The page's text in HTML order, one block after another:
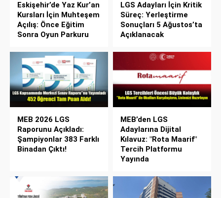
Eskişehir’de Yaz Kur’an
Kursları İçin Muhteşem
Açılış: Önce Eğitim
Sonra Oyun Parkuru
LGS Adayları İçin Kritik
Süreç: Yerleştirme
Sonuçları 5 Ağustos’ta
Açıklanacak
MEB 2026 LGS
Raporunu Açıkladı:
Şampiyonlar 383 Farklı
Binadan Çıktı!
MEB’den LGS
Adaylarına Dijital
Kılavuz: "Rota Maarif"
Tercih Platformu
Yayında